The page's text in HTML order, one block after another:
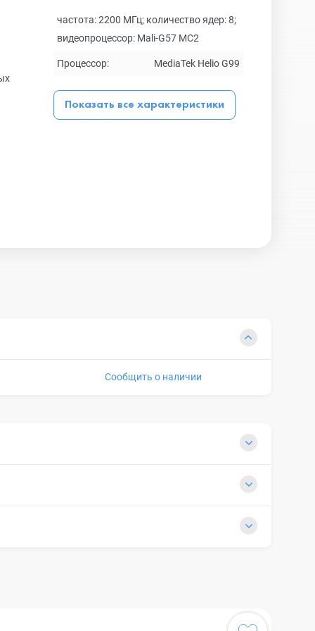
частота: 2200 МГц; количество ядер: 8;
видеопроцессор: Mali-G57 MC2
Процессор: MediaTek Helio G99
Показать все характеристики
Сообщить о наличии